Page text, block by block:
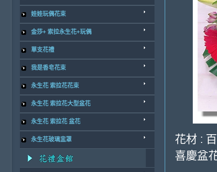
娃娃玩偶花束
金莎+ 索拉永生花+玩偶
單支花禮
我是香皂花束
永生花 索拉花花束
永生花 索拉花大型盆花
永生花 索拉花 盆花
永生花玻璃盅罩
花材 :
喜慶盆